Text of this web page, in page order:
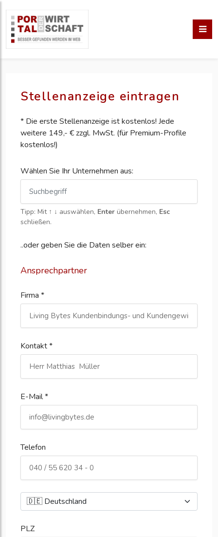
Stellenanzeige eintragen
* Die erste Stellenanzeige ist kostenlos! Jede
weitere 149,- € zzgl. MwSt. (für Premium-Profile
kostenlos!)
Wählen Sie Ihr Unternehmen aus:
Tipp: Mit ↑ ↓ auswählen, Enter übernehmen, Esc
schließen.
..oder geben Sie die Daten selber ein:
Ansprechpartner
Firma *
Kontakt *
E-Mail *
Telefon
PLZ